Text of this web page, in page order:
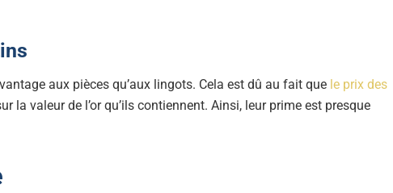
aux pièces qu’aux lingots. Cela est dû au fait que le prix des
la valeur de l’or qu’ils contiennent. Ainsi, leur prime est presque